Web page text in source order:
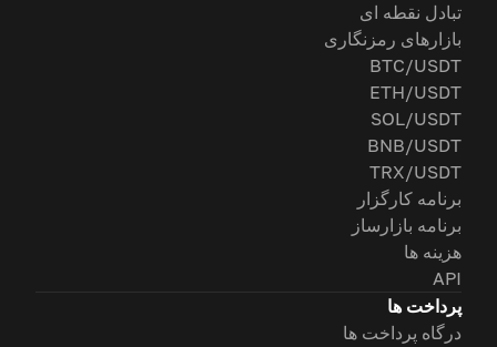
تبادل نقطه ای
بازارهای رمزنگاری
BTC/USDT
ETH/USDT
SOL/USDT
BNB/USDT
TRX/USDT
برنامه کارگزار
برنامه بازارساز
هزینه ها
API
پرداخت ها
درگاه پرداخت ها